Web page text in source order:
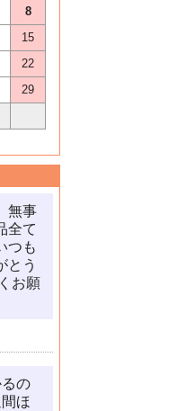
8
15
22
29
無事
全て
つも
とう
お願
の
ほ